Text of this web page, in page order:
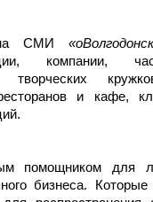
на СМИ
компании,
творческих
и кафе,
помощником для
бизнеса.